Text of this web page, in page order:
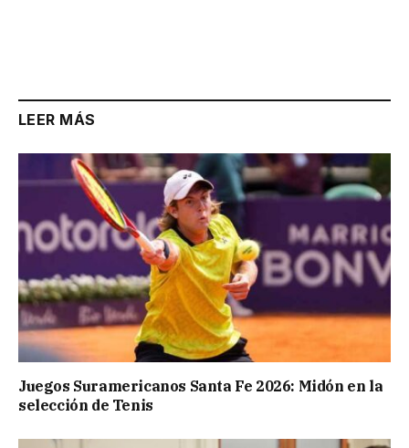
LEER MÁS
Juegos Suramericanos Santa Fe 2026: Midón en la
selección de Tenis